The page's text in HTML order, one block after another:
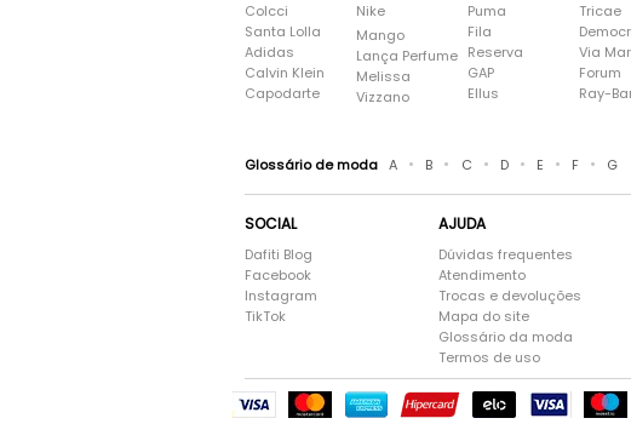
Colcci
Santa Lolla
Adidas
Calvin Klein
Capodarte
Nike
Mango
Lança Perfume
Melissa
Vizzano
Puma
Fila
Reserva
GAP
Ellus
Tricae
Via
Forum
Ray-
Glossário de moda A • B • C • D • E • F • G
SOCIAL
Dafiti Blog
Facebook
Instagram
TikTok
AJUDA
Dúvidas frequentes
Atendimento
Trocas e devoluções
Mapa do site
Glossário da moda
Termos de uso